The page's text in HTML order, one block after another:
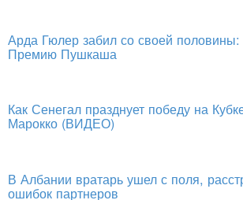
Арда Гюлер забил со своей половины:
Премию Пушкаша
Как Сенегал празднует победу на
Марокко (ВИДЕО)
В Албании вратарь ушел с поля,
ошибок партнеров